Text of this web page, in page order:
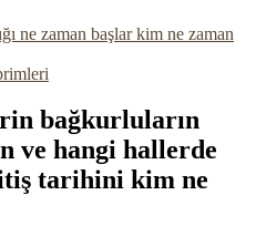
ne zaman başlar kim ne zaman
bağkurluların
ve hangi hallerde
tarihini kim ne